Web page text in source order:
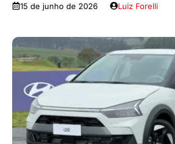
15 de junho de 2026 Luiz Forelli